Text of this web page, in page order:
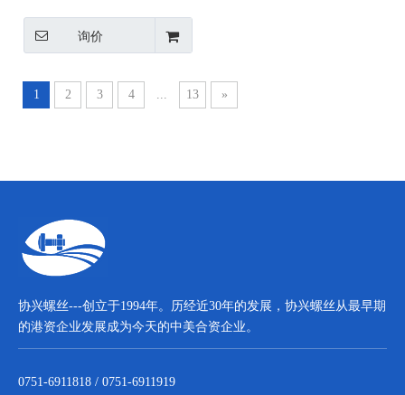
询价
1 2 3 4 ... 13 »
协兴螺丝---创立于1994年。历经近30年的发展，协兴螺丝从最早期
的港资企业发展成为今天的中美合资企业。
0751-6911818 / 0751-6911919